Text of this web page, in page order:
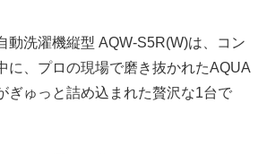
動洗濯機縦型 AQW-S5R(W)は、コン
に、プロの現場で磨き抜かれたAQUA
ぎゅっと詰め込まれた贅沢な1台で